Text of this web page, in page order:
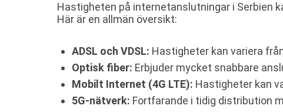
Hastigheten på internetanslutningar i Serbien
Här är en allmän översikt:
ADSL och VDSL: Hastigheter kan variera
Optisk fiber: Erbjuder mycket snabbare
Mobilt Internet (4G LTE): Hastigheter kan
5G-nätverk: Fortfarande i tidig distribution